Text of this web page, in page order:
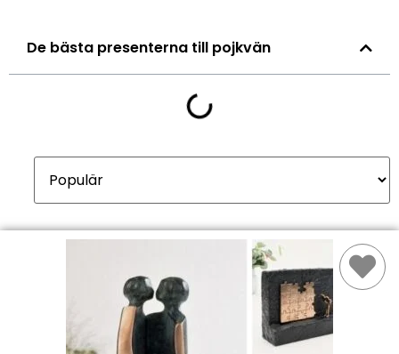
De bästa presenterna till pojkvän